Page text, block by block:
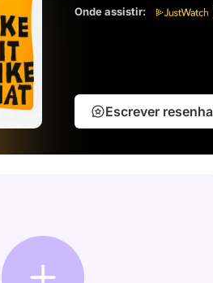
Onde assistir:
Escrever resenha